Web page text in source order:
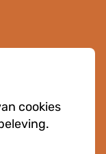
cookies